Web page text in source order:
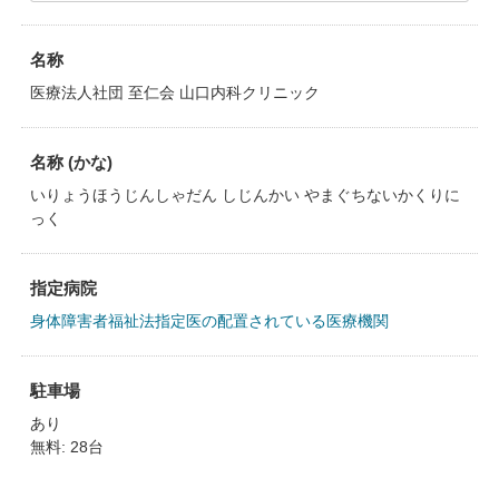
名称
医療法人社団 至仁会 山口内科クリニック
名称 (かな)
いりょうほうじんしゃだん しじんかい やまぐちないかくりに
っく
指定病院
身体障害者福祉法指定医の配置されている医療機関
駐車場
あり
無料: 28台